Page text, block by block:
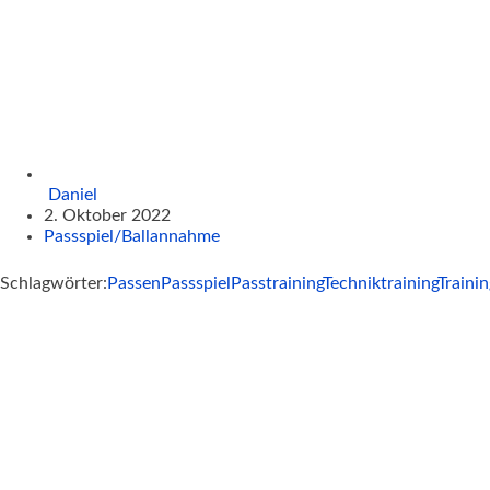
Daniel
2. Oktober 2022
Passspiel/Ballannahme
Schlagwörter: Passen Passspiel PasstrainingTechniktraining